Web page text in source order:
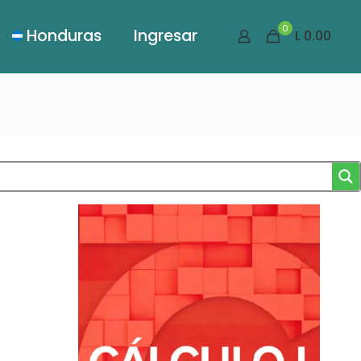
Honduras Ingresar 0 L 0.00